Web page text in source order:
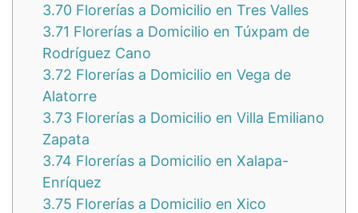
3.70 Florerías a Domicilio en Tres Valles
3.71 Florerías a Domicilio en Túxpam de
Rodríguez Cano
3.72 Florerías a Domicilio en Vega de
Alatorre
3.73 Florerías a Domicilio en Villa Emiliano
Zapata
3.74 Florerías a Domicilio en Xalapa-
Enríquez
3.75 Florerías a Domicilio en Xico